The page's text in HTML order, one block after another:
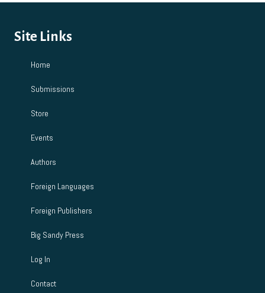
Site Links
Home
Submissions
Store
Events
Authors
Foreign Languages
Foreign Publishers
Big Sandy Press
Log In
Contact